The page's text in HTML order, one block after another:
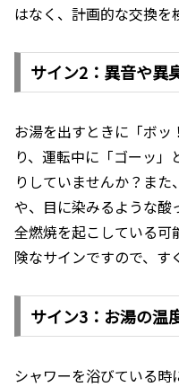
はなく、計画的な交換を
サイン2：異音や異
お湯を出すときに「ボ
り、運転中に「ゴーッ
りしていませんか？ま
や、目に染みるような
全燃焼を起こしている可
険なサインですので、す
サイン3：お湯の温
シャワーを浴びている時